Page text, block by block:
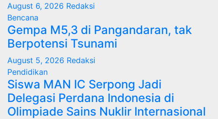
August 6, 2026 Redaksi
Bencana
Gempa M5,3 di Pangandaran, tak
Berpotensi Tsunami
August 5, 2026 Redaksi
Pendidikan
Siswa MAN IC Serpong Jadi
Delegasi Perdana Indonesia di
Olimpiade Sains Nuklir Internasional